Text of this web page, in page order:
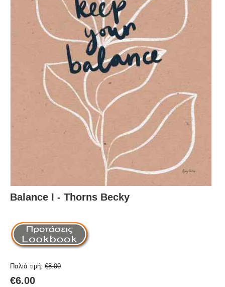
Balance I - Thorns Becky
Παλιά τιμή: €8.00
€6.00